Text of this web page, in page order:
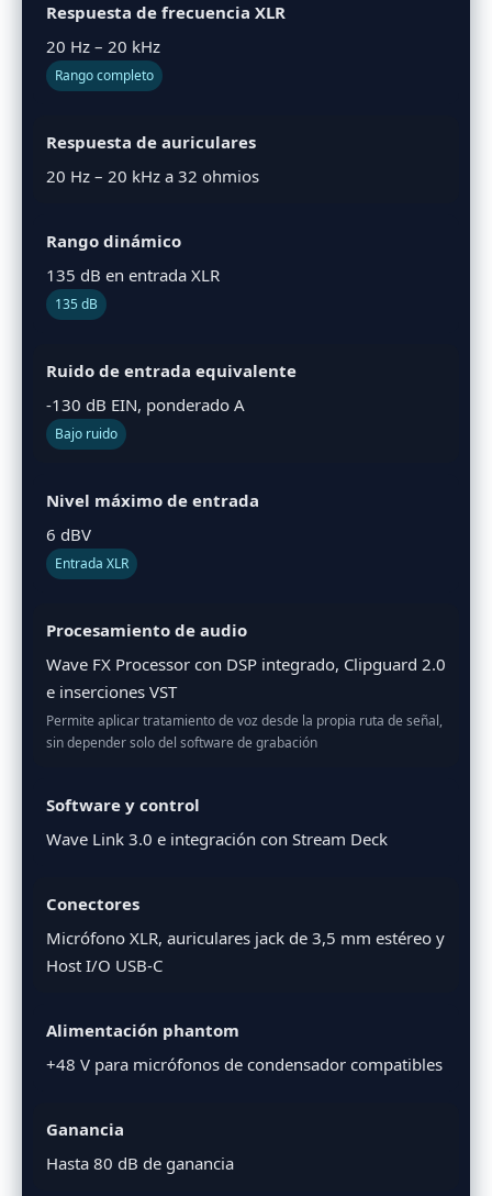
Respuesta de frecuencia XLR
20 Hz – 20 kHz
Rango completo
Respuesta de auriculares
20 Hz – 20 kHz a 32 ohmios
Rango dinámico
135 dB en entrada XLR
135 dB
Ruido de entrada equivalente
-130 dB EIN, ponderado A
Bajo ruido
Nivel máximo de entrada
6 dBV
Entrada XLR
Procesamiento de audio
Wave FX Processor con DSP integrado, Clipguard 2.0
e inserciones VST
Permite aplicar tratamiento de voz desde la propia ruta de señal,
sin depender solo del software de grabación
Software y control
Wave Link 3.0 e integración con Stream Deck
Conectores
Micrófono XLR, auriculares jack de 3,5 mm estéreo y
Host I/O USB-C
Alimentación phantom
+48 V para micrófonos de condensador compatibles
Ganancia
Hasta 80 dB de ganancia